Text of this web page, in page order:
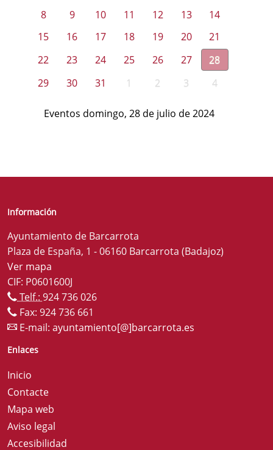
8
9 10 11 12 13
14
15
16 17 18 19 20
21
22
23 24 25 26 27
28
29
30 31 1 2 3 4
Eventos domingo, 28 de julio de 2024
Información
Ayuntamiento de Barcarrota
Plaza de España, 1 - 06160 Barcarrota (Badajoz)
Ver mapa
CIF: P0601600J
Telf.: 924 736 026
Fax: 924 736 661
E-mail: ayuntamiento[@]barcarrota.es
Enlaces
Inicio
Contacte
Mapa web
Aviso legal
Accesibilidad